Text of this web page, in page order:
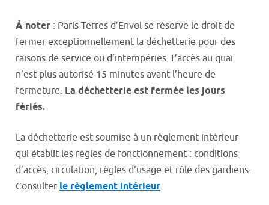
À noter : Paris Terres d’Envol se réserve le droit de
fermer exceptionnellement la déchetterie pour des
raisons de service ou d’intempéries. L’accès au quai
n’est plus autorisé 15 minutes avant l’heure de
fermeture. La déchetterie est fermée les jours
fériés.
La déchetterie est soumise à un règlement intérieur
qui établit les règles de fonctionnement : conditions
d’accès, circulation, règles d’usage et rôle des gardiens.
Consulter le règlement intérieur.